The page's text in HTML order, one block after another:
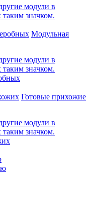
модули в
значком.
Модульная
модули в
значком.
Готовые прихожие
модули в
значком.